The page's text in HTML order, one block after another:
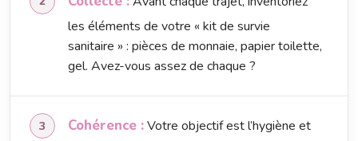
les éléments de votre « kit de survie
sanitaire » : pièces de monnaie, papier toilette,
gel. Avez-vous assez de chaque ?
Cohérence :Votre objectif est l’hygiène et